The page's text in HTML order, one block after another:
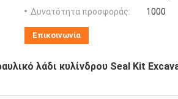
Δυνατότητα προσφοράς:
1000
Επικοινωνία
λάδι κυλίνδρου Seal Kit